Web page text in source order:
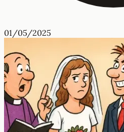
01/05/2025